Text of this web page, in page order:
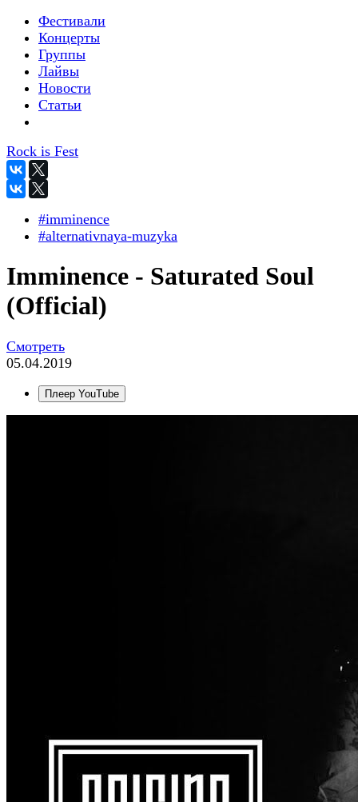
Фестивали
Концерты
Группы
Лайвы
Новости
Статьи
Rock is Fest
#imminence
#alternativnaya-muzyka
Imminence - Saturated Soul
(Official)
Смотреть
05.04.2019
Плеер YouTube